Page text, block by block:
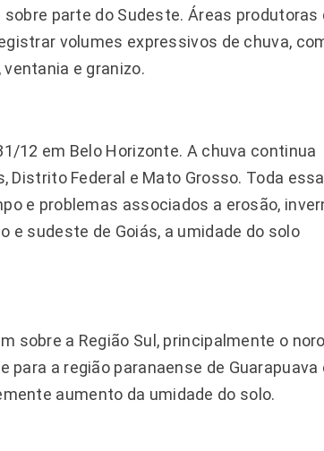
parte do Sudeste. Áreas produtoras
volumes expressivos de chuva,
e granizo.
12 em Belo Horizonte. A chuva continua
Distrito Federal e Mato Grosso. Toda
e problemas associados a erosão,
e sudeste de Goiás, a umidade do solo
sobre a Região Sul, principalmente o
para a região paranaense de Guarapuava
aumento da umidade do solo.